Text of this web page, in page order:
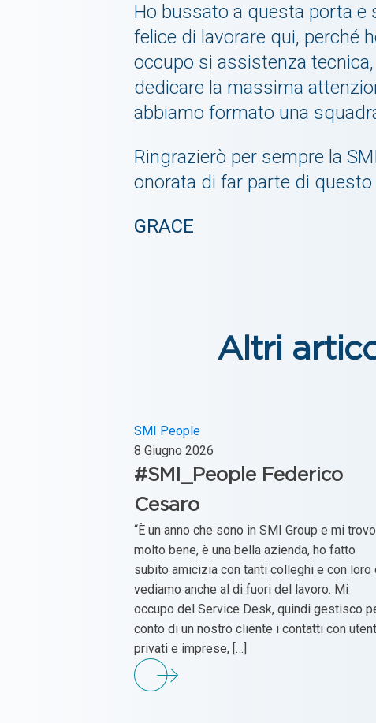
Ho bussato a questa porta e
felice di lavorare qui, perché
occupo si assistenza
dedicare la massima
abbiamo formato una
Ringrazierò per sempre la
onorata di far parte di
GRACE
Altri
SMI People
8 Giugno 2026
#SMI_People Federico
Cesaro
“È un anno che sono in SMI Group e mi trovo
molto bene, è una bella azienda, ho fatto
subito amicizia con tanti colleghi e con loro
vediamo anche al di fuori del lavoro. Mi
occupo del Service Desk, quindi gestisco
conto di un nostro cliente i contatti con
privati e imprese, […]